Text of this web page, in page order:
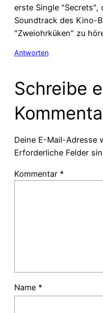
erste Single "Secrets",
Soundtrack des Kino-
"Zweiohrküken" zu
Antworten
Schreibe
Deine E-Mail-Adresse
Erforderliche Felder
Kommentar *
Name *